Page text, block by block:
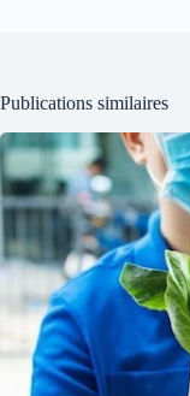
Publications similaires